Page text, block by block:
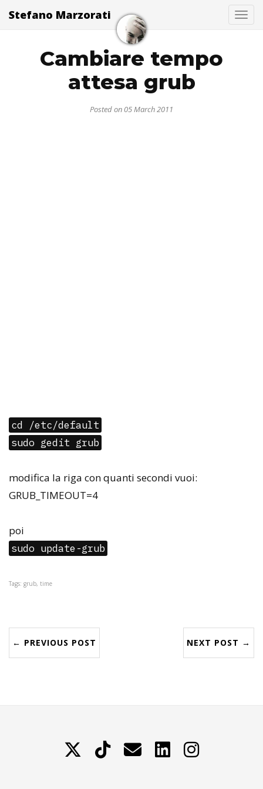
Stefano Marzorati
Cambiare tempo
attesa grub
Posted on 05 March 2011
cd /etc/default
sudo gedit grub
modifica la riga con quanti secondi vuoi:
GRUB_TIMEOUT=4
poi
sudo update-grub
Tags: grub, time
← PREVIOUS POST NEXT POST →
TikTok Contattami LinkedIn